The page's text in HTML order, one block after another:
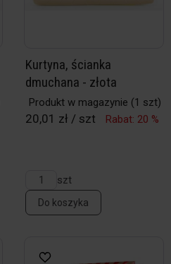
Kurtyna, ścianka
dmuchana - złota
Produkt w magazynie (1 szt)
20,01 zł / szt Rabat: 20 %
szt
Do koszyka